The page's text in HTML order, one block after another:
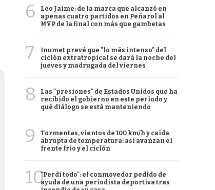
6
Leo Jaime: de la marca que alcanzó en
apenas cuatro partidos en Peñarol al
MVP de la final con más que gambetas
7
Inumet prevé que "lo más intenso" del
ciclón extratropical se dará la noche del
jueves y madrugada del viernes
8
Las "presiones" de Estados Unidos que ha
recibido el gobierno en este período y
qué diálogo se está manteniendo
9
Tormentas, vientos de 100 km/h y caída
abrupta de temperatura: así avanzan el
frente frío y el ciclón
10"Perdí todo": el conmovedor pedido de
ayuda de una periodista deportiva tras